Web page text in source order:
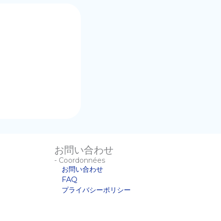
お問い合わせ
- Coordonnées
お問い合わせ
FAQ
プライバシーポリシー